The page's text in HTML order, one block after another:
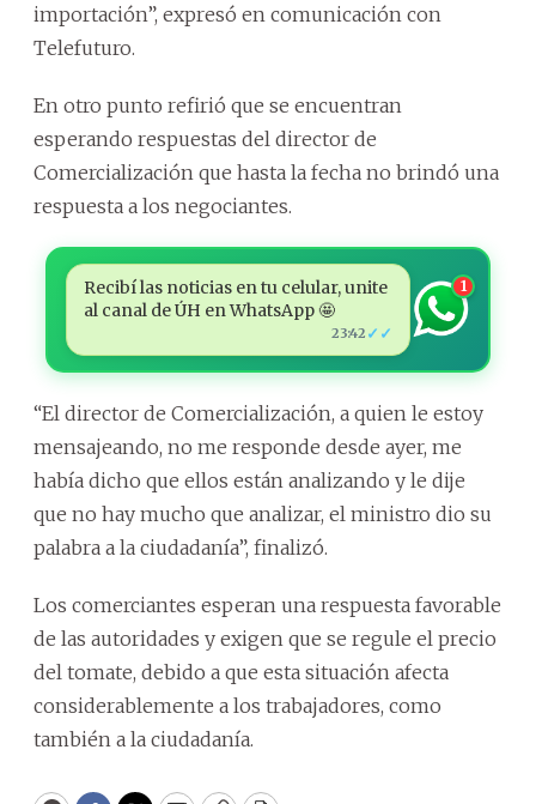
importación”, expresó en comunicación con
Telefuturo.
En otro punto refirió que se encuentran
esperando respuestas del director de
Comercialización que hasta la fecha no brindó una
respuesta a los negociantes.
Recibí las noticias en tu celular, unite
al canal de ÚH en WhatsApp 🤩
23:42 ✓✓
1
“El director de Comercialización, a quien le estoy
mensajeando, no me responde desde ayer, me
había dicho que ellos están analizando y le dije
que no hay mucho que analizar, el ministro dio su
palabra a la ciudadanía”, finalizó.
Los comerciantes esperan una respuesta favorable
de las autoridades y exigen que se regule el precio
del tomate, debido a que esta situación afecta
considerablemente a los trabajadores, como
también a la ciudadanía.